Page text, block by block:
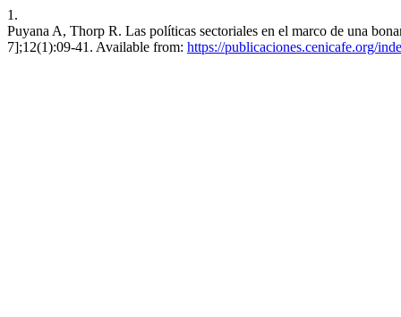
1.
Puyana A, Thorp R. Las políticas sectoriales en el marco de una
7];12(1):09-41. Available from: https://publicaciones.cenicafe.org/